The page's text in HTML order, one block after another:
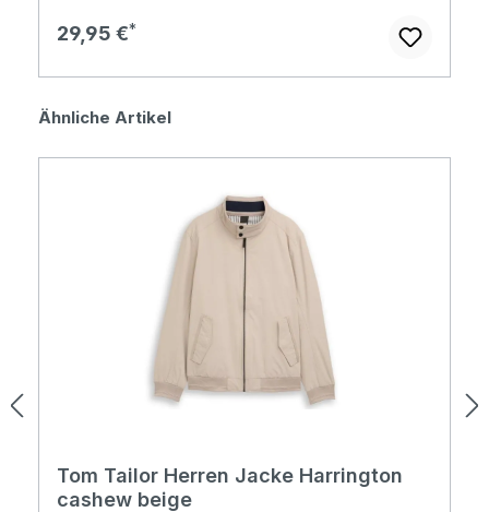
Regulärer Preis:
29,95 €
Produktgalerie überspringen
Ähnliche Artikel
Tom Tailor Herren Jacke Harrington
cashew beige